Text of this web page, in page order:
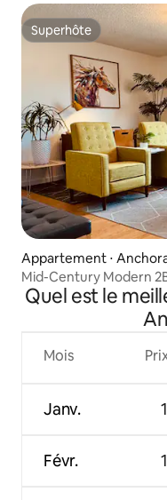
Superhôte
Superhôte
Appartement ⋅
Mid-Century Modern
hôpitaux
Quel est le
Mois
Janv.
Févr.